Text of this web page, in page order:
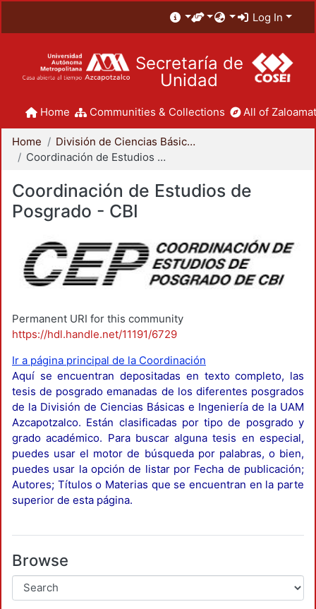
Log In
Secretaría de
Unidad
Home Communities & Collections All of
Home
División de Ciencias Básicas e Ingeniería
Coordinación de Estudios de Posgrado - CBI
Coordinación de Estudios de
Posgrado - CBI
Permanent URI for this community
https://hdl.handle.net/11191/6729
Ir a página principal de la Coordinación
Aquí se encuentran depositadas en texto completo, las
tesis de posgrado emanadas de los diferentes posgrados
de la División de Ciencias Básicas e Ingeniería de la UAM
Azcapotzalco. Están clasificadas por tipo de posgrado y
grado académico. Para buscar alguna tesis en especial,
puedes usar el motor de búsqueda por palabras, o bien,
puedes usar la opción de listar por Fecha de publicación;
Autores; Títulos o Materias que se encuentran en la parte
superior de esta página.
Browse